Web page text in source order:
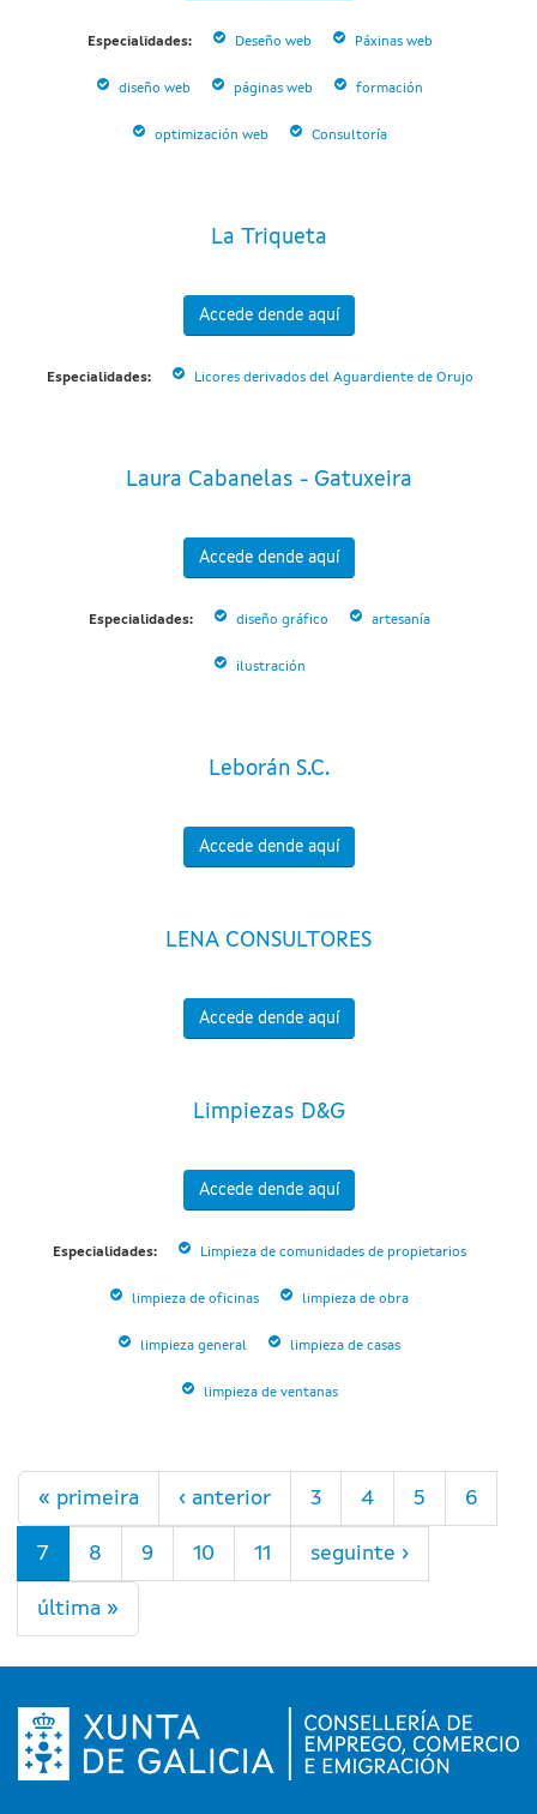
Especialidades: Deseño web Páxinas web
diseño web páginas web formación
optimización web Consultoría
La Triqueta
Accede dende aquí
Especialidades: Licores derivados del Aguardiente de Orujo
Laura Cabanelas - Gatuxeira
Accede dende aquí
Especialidades: diseño gráfico artesanía
ilustración
Leborán S.C.
Accede dende aquí
LENA CONSULTORES
Accede dende aquí
Limpiezas D&G
Accede dende aquí
Especialidades: Limpieza de comunidades de propietarios
limpieza de oficinas limpieza de obra
limpieza general limpieza de casas
limpieza de ventanas
Páxinas
« primeira ‹ anterior 3 4 5 6
7 8 9 10 11 seguinte ›
última »